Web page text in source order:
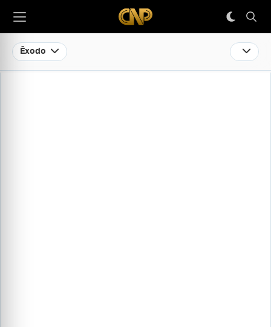
Êxodo